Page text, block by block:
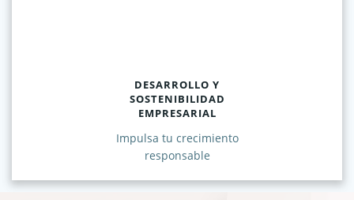
DESARROLLO Y
SOSTENIBILIDAD
EMPRESARIAL
Impulsa tu crecimiento
responsable